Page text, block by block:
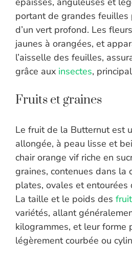
portant de grandes feuilles
d’un vert profond. Les
jaunes à orangées, et
l’aisselle des feuilles,
grâce aux insectes,
Fruits et graines
Le fruit de la Butternut est
allongée, à peau lisse et
chair orange vif riche en
graines, contenues dans la
plates, ovales et entourées
La taille et le poids des
variétés, allant
kilogrammes, et leur forme
légèrement courbée ou